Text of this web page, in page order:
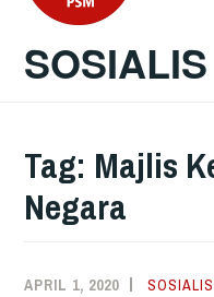
SOSIALIS
Tag: Majlis
Negara
APRIL 1, 2020